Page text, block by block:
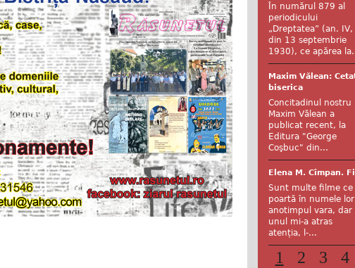
În numărul 879 al
periodicului
„Dreptatea” (an. IV,
din 13 septembrie
1930), ce apărea
Maxim Vălean:
biserica
Concitadinul nostru
Maxim Vălean a
publicat recent, la
Editura "George
Coşbuc" din...
Elena M. Cîmpan.
Sunt multe filme ce
poartă în numele lor
anotimpul vara, dar
unul mi-a atras
atenția, l-...
1 2 3 4